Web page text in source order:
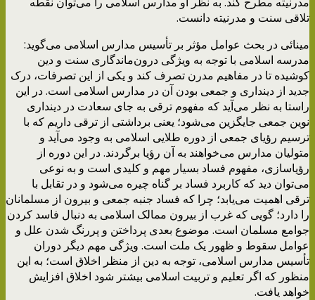
تلاقی سنت و مدرنیته دانست.
مینائی در بحث عوامل مؤثر بر تأسیس مدارس اسلامی می‌گوید:
مدرسه اسلامی با توجه به ویژگی درون‌ماندگاری سنت و دین
کوشیده تا در مفاهیم مدرن تصرف کند و یکی از این تصرفات، درک
جدید از دینداری و جمعی بودن آن در مدارس اسلامی است. در این
راستا به نظر می‌آید که مفهوم ترقی به جای سعادت در دینداری
نوین جمعی جایگزین می‌شود؛ یعنی برداشتی از ترقی داریم که با
ترسیم رؤیای جمعی از دوره طلایی اسلامی به وجود می‌آید و
متولیان مدارس می‌خواهند به آن رؤیا برگردند. در این دوره از
رؤیاسازی، مفهوم فساد بسیار مهم و کلیدی است و به نوعی
می‌توان دید که کاربرد فساد بر گناه چیره می‌شود و در تقابل با
ترقی اهمیت می‌یابد؛ چرا که فساد جنبه جمعی و بیرون از مسلمانان
را دارد؛ گویی که غرب از بیرون ممالک اسلامی به دنبال فاسد کردن
جوامع مسلمان است. موضوع بعدی پرداختن و پررنگ شدن علل و
عوامل سقوط و ظهور یک ملت است. ویژگی مهم دیگر دوران
تأسیس مدارس اسلامی، توجه به دین از منظر اخلاق است؛ به این
منظور که اگر تعلیم و تربیت اسلامی بیشتر شود اخلاق افزایش
خواهد یافت.